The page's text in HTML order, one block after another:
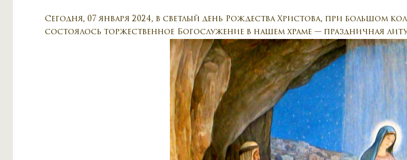
Сегодня, 07 января 2024, в светлый день Рождества Христова, при большом
состоялось торжественное Богослужение в нашем храме — праздничная